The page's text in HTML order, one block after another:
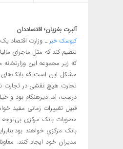
آلبرت بغزیان؛ اقتصاددان
کیوسک خبر ـ وزارت اقتصاد
تنظیم کند که مثل ماجرای
که زیر مجموعه این
مشکل این است که بانک‌های
تجارت هیچ نقشی در تجارت
درست، اما دیرهنگام بود و
قبیل تغییرات زمانی مفید
مصوبات بانک مرکزی بی‌توجه
بانک مرکزی خواهند
مدیران خود ایجاد کنند.